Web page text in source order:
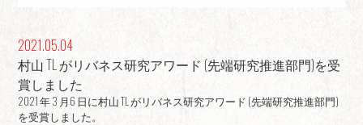
2021.05.04
村山 TL がリバネス研究アワード (先端研究推進部門)を受
賞しました
2021 年 3 月6 日に村山 TL がリバネス研究アワード (先端研究推進部門)
を受賞しました。